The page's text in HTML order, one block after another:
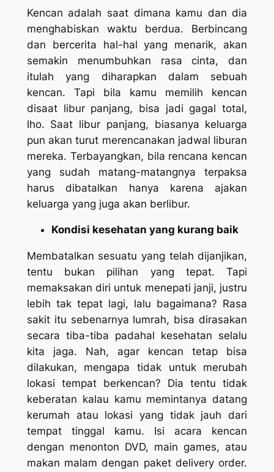
Kencan adalah saat dimana kamu dan dia
menghabiskan waktu berdua. Berbincang
dan bercerita hal-hal yang menarik, akan
semakin menumbuhkan rasa cinta, dan
itulah yang diharapkan dalam sebuah
kencan. Tapi bila kamu memilih kencan
disaat libur panjang, bisa jadi gagal total,
lho. Saat libur panjang, biasanya keluarga
pun akan turut merencanakan jadwal liburan
mereka. Terbayangkan, bila rencana kencan
yang sudah matang-matangnya terpaksa
harus dibatalkan hanya karena ajakan
keluarga yang juga akan berlibur.
Kondisi kesehatan yang kurang baik
Membatalkan sesuatu yang telah dijanjikan,
tentu bukan pilihan yang tepat. Tapi
memaksakan diri untuk menepati janji, justru
lebih tak tepat lagi, lalu bagaimana? Rasa
sakit itu sebenarnya lumrah, bisa dirasakan
secara tiba-tiba padahal kesehatan selalu
kita jaga. Nah, agar kencan tetap bisa
dilakukan, mengapa tidak untuk merubah
lokasi tempat berkencan? Dia tentu tidak
keberatan kalau kamu memintanya datang
kerumah atau lokasi yang tidak jauh dari
tempat tinggal kamu. Isi acara kencan
dengan menonton DVD, main games, atau
makan malam dengan paket delivery order.